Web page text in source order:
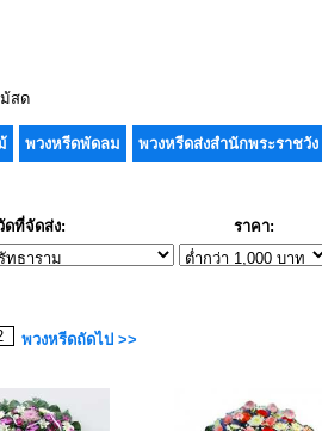
สด
พวงหรีดพัดลม พวงหรีดส่งสำนักพระราชวัง
ดที่จัดส่ง: ราคา:
พวงหรีดถัดไป >>